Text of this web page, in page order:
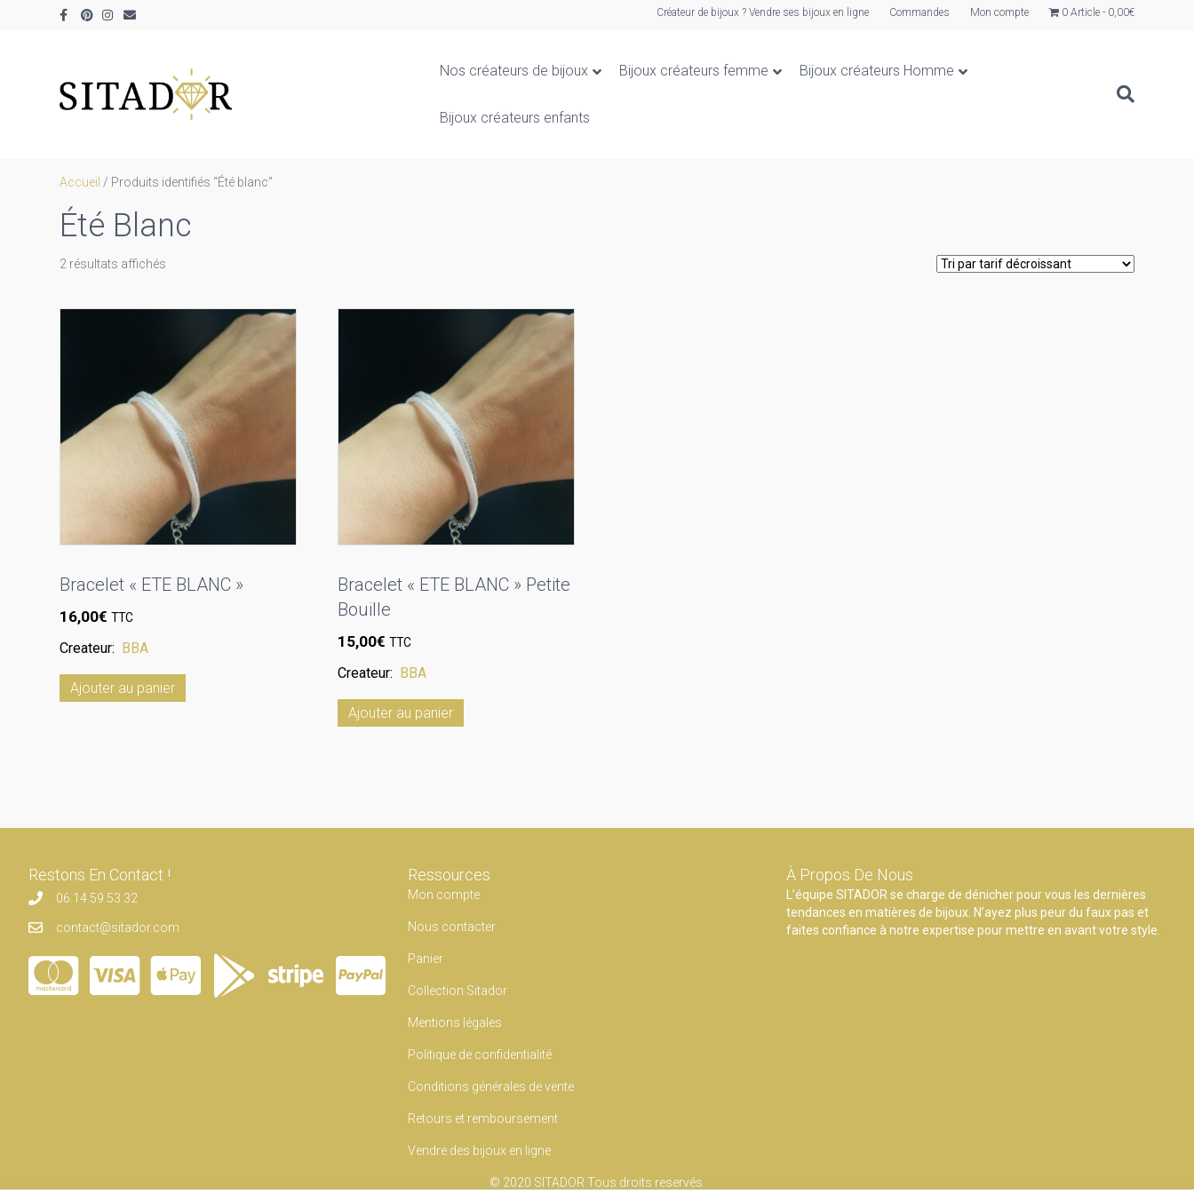
Facebook
PinterestInstagram
Email Créateur de bijoux ? Vendre ses bijoux en ligne Commandes Mon compte 0 Article 0,00€
Nos créateurs de bijoux Bijoux créateurs femme Bijoux créateurs Homme
Bijoux créateurs enfants
Accueil / Produits identifiés “Été blanc”
Été Blanc
2 résultats affichés
Bracelet « ETE BLANC »
16,00€ TTC
Createur: BBA
Ajouter au panier
Bracelet « ETE BLANC » Petite
Bouille
15,00€ TTC
Createur: BBA
Ajouter au panier
Restons En Contact !
06.14.59.53.32
contact@sitador.com
Ressources
Mon compte
Nous contacter
Panier
Collection Sitador
Mentions légales
Politique de confidentialité
Conditions générales de vente
Retours et remboursement
Vendre des bijoux en ligne
À Propos De Nous
L’équipe SITADOR se charge de dénicher pour vous les dernières
tendances en matières de bijoux. N’ayez plus peur du faux pas et
faites confiance à notre expertise pour mettre en avant votre style.
© 2020 SITADOR Tous droits reservés.